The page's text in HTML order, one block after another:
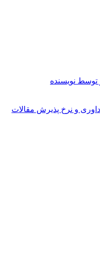
نویسنده
و نرخ پذیرش مقالات